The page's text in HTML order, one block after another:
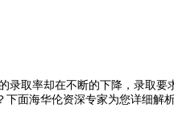
率却在不断的下降，录取要
面海华伦资深专家为您详细解析